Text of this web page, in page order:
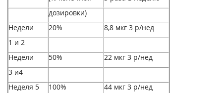
дозировки)
Недели
20%
8,8 мкг 3 р/нед
1 и 2
Недели
50%
22 мкг 3 р/нед
3 и4
Неделя 5
100%
44 мкг 3 р/нед